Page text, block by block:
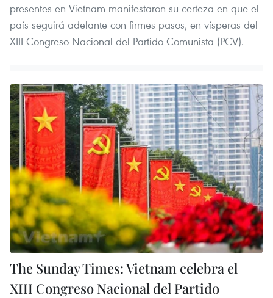
presentes en Vietnam manifestaron su certeza en que el
país seguirá adelante con firmes pasos, en vísperas del
XIII Congreso Nacional del Partido Comunista (PCV).
The Sunday Times: Vietnam celebra el
XIII Congreso Nacional del Partido